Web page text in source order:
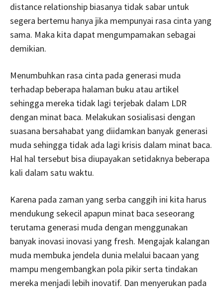
distance relationship biasanya tidak sabar untuk
segera bertemu hanya jika mempunyai rasa cinta yang
sama. Maka kita dapat mengumpamakan sebagai
demikian.
Menumbuhkan rasa cinta pada generasi muda
terhadap beberapa halaman buku atau artikel
sehingga mereka tidak lagi terjebak dalam LDR
dengan minat baca. Melakukan sosialisasi dengan
suasana bersahabat yang diidamkan banyak generasi
muda sehingga tidak ada lagi krisis dalam minat baca.
Hal hal tersebut bisa diupayakan setidaknya beberapa
kali dalam satu waktu.
Karena pada zaman yang serba canggih ini kita harus
mendukung sekecil apapun minat baca seseorang
terutama generasi muda dengan menggunakan
banyak inovasi inovasi yang fresh. Mengajak kalangan
muda membuka jendela dunia melalui bacaan yang
mampu mengembangkan pola pikir serta tindakan
mereka menjadi lebih inovatif. Dan menyerukan pada